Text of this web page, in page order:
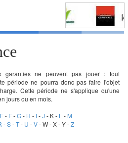
garanties ne peuvent pas jouer : tout
période ne pourra donc pas faire l'objet
Cette période ne s'applique qu'une
jours ou en mois.
E - F-G- H - I-J - K - L - M
-S-T- U -V- W - X - Y -Z